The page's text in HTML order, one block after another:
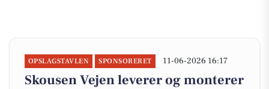
OPSLAGSTAVLEN SPONSORERET 11-06-2026 16:17
Skousen Vejen leverer og monterer